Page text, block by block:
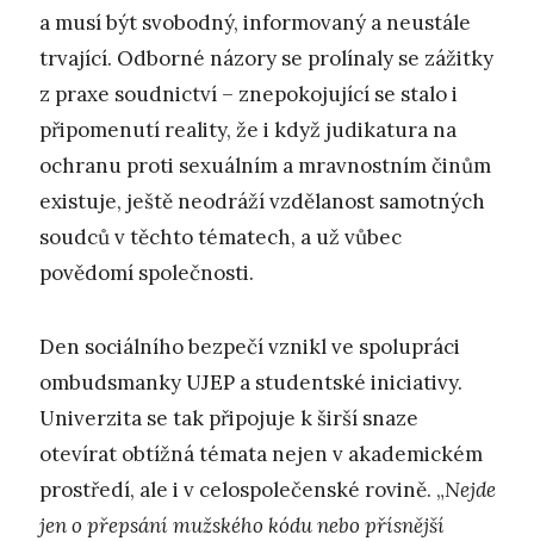
a musí být svobodný, informovaný a neustále
trvající. Odborné názory se prolínaly se zážitky
z praxe soudnictví – znepokojující se stalo i
připomenutí reality, že i když judikatura na
ochranu proti sexuálním a mravnostním činům
existuje, ještě neodráží vzdělanost samotných
soudců v těchto tématech, a už vůbec
povědomí společnosti.
Den sociálního bezpečí vznikl ve spolupráci
ombudsmanky UJEP a studentské iniciativy.
Univerzita se tak připojuje k širší snaze
otevírat obtížná témata nejen v akademickém
prostředí, ale i v celospolečenské rovině. „Nejde
jen o přepsání mužského kódu nebo přísnější